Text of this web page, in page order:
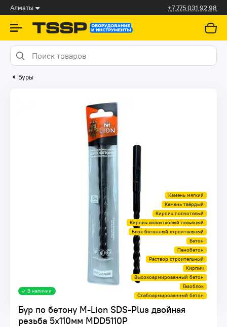
Алматы +7 775 031 92 98
Буры
Бур по бетону M-Lion SDS-Plus двойная
резьба 5х110мм MDD5110P
В наличии
Камень мягкий
Камень твёрдый
Кирпич полнотелый
Кирпич известковый песчаный
Блок бетонный строительный
Бетон
Пенобетон
Раствор строительный
Кирпич
Высокоармированный бетон
Газоблок
Слабоармированный бетон